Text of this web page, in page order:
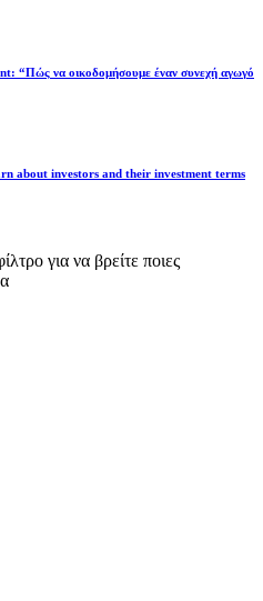
“Πώς να οικοδομήσουμε έναν συνεχή αγωγό
about investors and their investment terms
για να βρείτε ποιες